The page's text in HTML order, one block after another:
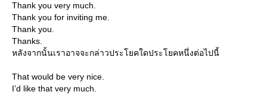
Thank you very much.
Thank you for inviting me.
Thank you.
Thanks.
หลังจากนั้นเราอาจจะกล่าวประโยคใดประโยคหนึ่งต่อไปนี้
That would be very nice.
I’d like that very much.